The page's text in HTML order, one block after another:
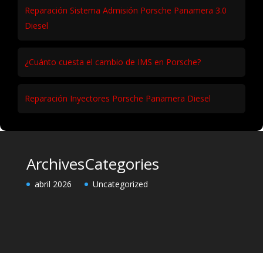
Reparación Sistema Admisión Porsche Panamera 3.0
Diesel
¿Cuánto cuesta el cambio de IMS en Porsche?
Reparación Inyectores Porsche Panamera Diesel
Archives
abril 2026
Categories
Uncategorized